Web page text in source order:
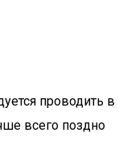
проводить в
всего поздно